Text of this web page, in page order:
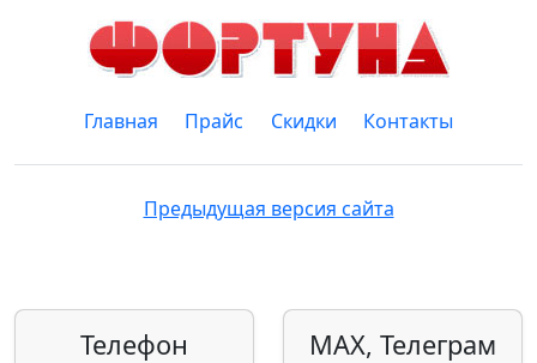
Главная Прайс Скидки Контакты
Предыдущая версия сайта
Телефон MAX, Телеграм